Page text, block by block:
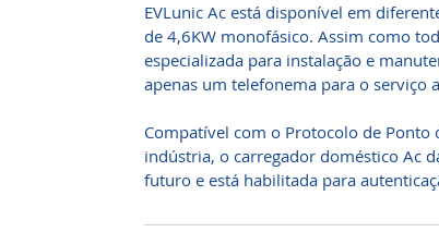
EVLunic Ac está disponível em
de 4,6KW monofásico. Assim como
especializada para instalação e
apenas um telefonema para o serviço
Compatível com o Protocolo de Ponto
indústria, o carregador doméstico Ac
futuro e está habilitada para